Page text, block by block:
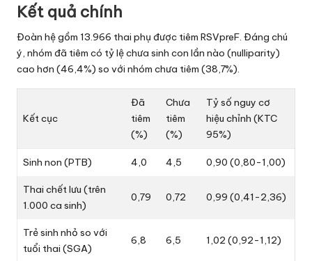
Kết quả chính
Đoàn hệ gồm 13.966 thai phụ được tiêm RSVpreF. Đáng chú
ý, nhóm đã tiêm có tỷ lệ chưa sinh con lần nào (nulliparity)
cao hơn (46,4%) so với nhóm chưa tiêm (38,7%).
Kết cục
Đã
tiêm
(%)
Chưa
tiêm
(%)
Tỷ số nguy cơ
hiệu chỉnh (KTC
95%)
Sinh non (PTB) 4,0 4,5 0,90 (0,80-1,00)
Thai chết lưu (trên
1.000 ca sinh)
0,79 0,72 0,99 (0,41-2,36)
Trẻ sinh nhỏ so với
tuổi thai (SGA)
6,8 6,5 1,02 (0,92-1,12)